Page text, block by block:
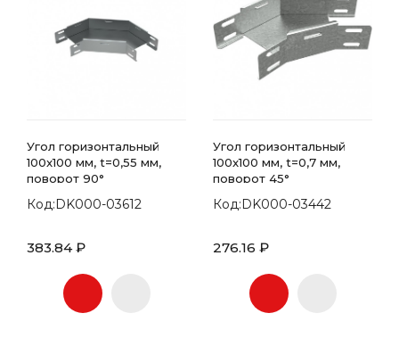
Угол горизонтальный
100x100 мм, t=0,55 мм,
поворот 90°
Код:DK000-03612
383.84 ₽
Угол горизонтальный
100x100 мм, t=0,7 мм,
поворот 45°
Код:DK000-03442
276.16 ₽